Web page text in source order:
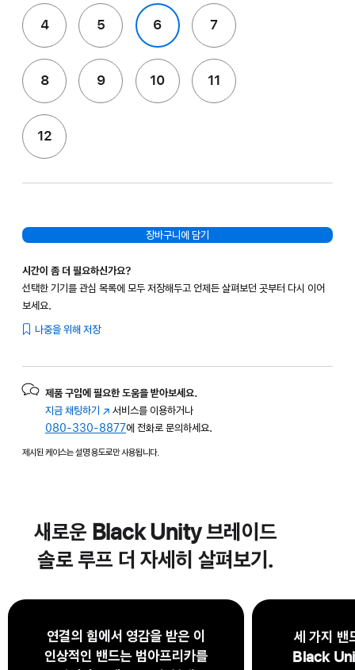
4 5 6 7
8 9 10 11
12
장바구니에 담기
시간이 좀 더 필요하신가요?
선택한 기기를 관심 목록에 모두 저장해두고 언제든 살펴보던 곳부터 다시 이어
보세요.
나중을 위해 저장
제품 구입에 필요한 도움을 받아보세요.
지금 채팅하기 (새
창에서
열림)
서비스를 이용하거나
080-330-8877에 전화로 문의하세요.
제시된 케이스는 설명 용도로만 사용됩니다.
새로운 Black Unity 브레이드
솔로 루프 더 자세히 살펴보기.
연결의 힘에서 영감을 받은 이
인상적인 밴드는 범아프리카를
세 가지 밴
Black